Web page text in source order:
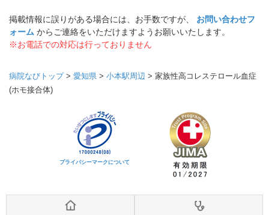
掲載情報に誤りがある場合には、お手数ですが、 お問い合わせフ
ォーム からご連絡をいただけますようお願いいたします。
※お電話での対応は行っておりません
病院なびトップ> 愛知県 > 小本駅周辺 > 家族性高コレステロール血症
(ホモ接合体)
プライバシーマークについて